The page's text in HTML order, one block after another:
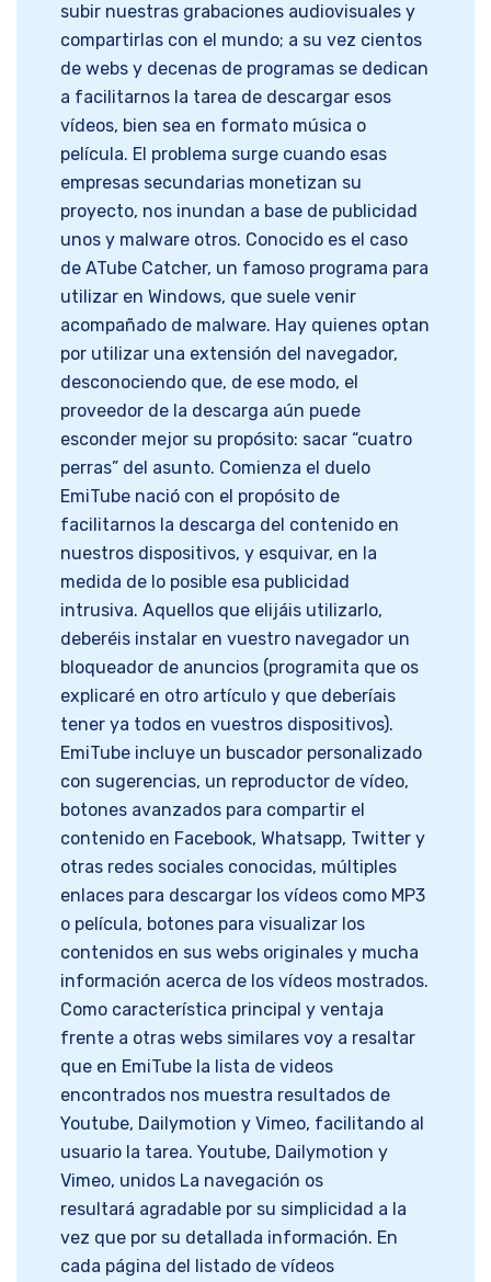
subir nuestras grabaciones audiovisuales y
compartirlas con el mundo; a su vez cientos
de webs y decenas de programas se dedican
a facilitarnos la tarea de descargar esos
vídeos, bien sea en formato música o
película. El problema surge cuando esas
empresas secundarias monetizan su
proyecto, nos inundan a base de publicidad
unos y malware otros. Conocido es el caso
de ATube Catcher, un famoso programa para
utilizar en Windows, que suele venir
acompañado de malware. Hay quienes optan
por utilizar una extensión del navegador,
desconociendo que, de ese modo, el
proveedor de la descarga aún puede
esconder mejor su propósito: sacar “cuatro
perras” del asunto. Comienza el duelo
EmiTube nació con el propósito de
facilitarnos la descarga del contenido en
nuestros dispositivos, y esquivar, en la
medida de lo posible esa publicidad
intrusiva. Aquellos que elijáis utilizarlo,
deberéis instalar en vuestro navegador un
bloqueador de anuncios (programita que os
explicaré en otro artículo y que deberíais
tener ya todos en vuestros dispositivos).
EmiTube incluye un buscador personalizado
con sugerencias, un reproductor de vídeo,
botones avanzados para compartir el
contenido en Facebook, Whatsapp, Twitter y
otras redes sociales conocidas, múltiples
enlaces para descargar los vídeos como MP3
o película, botones para visualizar los
contenidos en sus webs originales y mucha
información acerca de los vídeos mostrados.
Como característica principal y ventaja
frente a otras webs similares voy a resaltar
que en EmiTube la lista de videos
encontrados nos muestra resultados de
Youtube, Dailymotion y Vimeo, facilitando al
usuario la tarea. Youtube, Dailymotion y
Vimeo, unidos La navegación os
resultará agradable por su simplicidad a la
vez que por su detallada información. En
cada página del listado de vídeos